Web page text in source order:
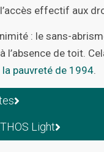
effectif aux
: le sans-
l’absence de toit.
pauvreté de 1994.
Light